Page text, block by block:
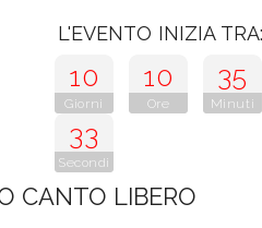
L'EVENTO INIZIA TRA:
10
Giorni
10
Ore
35
Minuti
32
Secondi
CANTO LIBERO